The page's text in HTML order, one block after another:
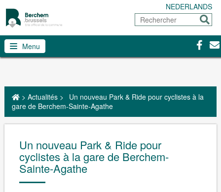
NEDERLANDS
Rechercher
Menu
> Actualités>
Un nouveau Park & Ride pour cyclistes à la
gare de Berchem-Sainte-Agathe
Un nouveau Park & Ride pour
cyclistes à la gare de Berchem-
Sainte-Agathe